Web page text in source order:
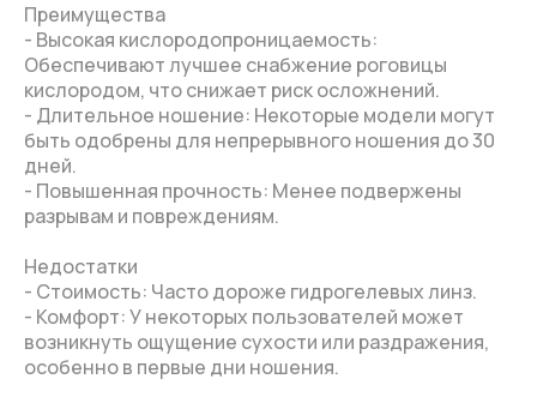
Преимущества
- Высокая кислородопроницаемость:
Обеспечивают лучшее снабжение роговицы
кислородом, что снижает риск осложнений.
- Длительное ношение: Некоторые модели могут
быть одобрены для непрерывного ношения до 30
дней.
- Повышенная прочность: Менее подвержены
разрывам и повреждениям.
Недостатки
- Стоимость: Часто дороже гидрогелевых линз.
- Комфорт: У некоторых пользователей может
возникнуть ощущение сухости или раздражения,
особенно в первые дни ношения.